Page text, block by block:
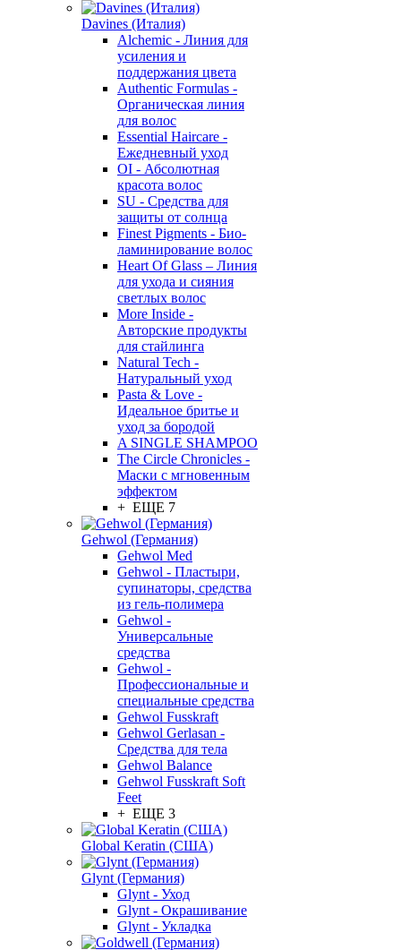
Davines (Италия)
Alchemic - Линия для
усиления и
поддержания цвета
Authentic Formulas -
Органическая линия
для волос
Essential Haircare -
Eжедневный уход
OI - Абсолютная
красота волос
SU - Средства для
защиты от солнца
Finest Pigments - Био-
ламинирование волос
Heart Of Glass – Линия
для ухода и сияния
светлых волос
More Inside -
Авторские продукты
для стайлинга
Natural Tech -
Натуральный уход
Pasta & Love -
Идеальное бритье и
уход за бородой
A SINGLE SHAMPOO
The Circle Chronicles -
Маски с мгновенным
эффектом
+ ЕЩЕ 7
Gehwol (Германия)
Gehwol Med
Gehwol - Пластыри,
супинаторы, средства
из гель-полимера
Gehwol -
Универсальные
средства
Gehwol -
Профессиональные и
специальные средства
Gehwol Fusskraft
Gehwol Gerlasan -
Средства для тела
Gehwol Balance
Gehwol Fusskraft Soft
Feet
+ ЕЩЕ 3
Global Keratin (США)
Glynt (Германия)
Glynt - Уход
Glynt - Окрашивание
Glynt - Укладка